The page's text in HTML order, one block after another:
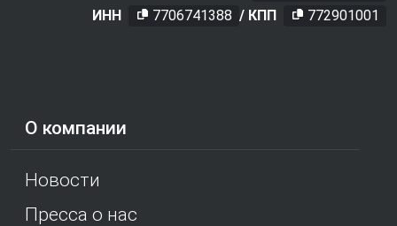
О компании
Новости
Пресса о нас
ИНН
7706741388 / КПП 772901001